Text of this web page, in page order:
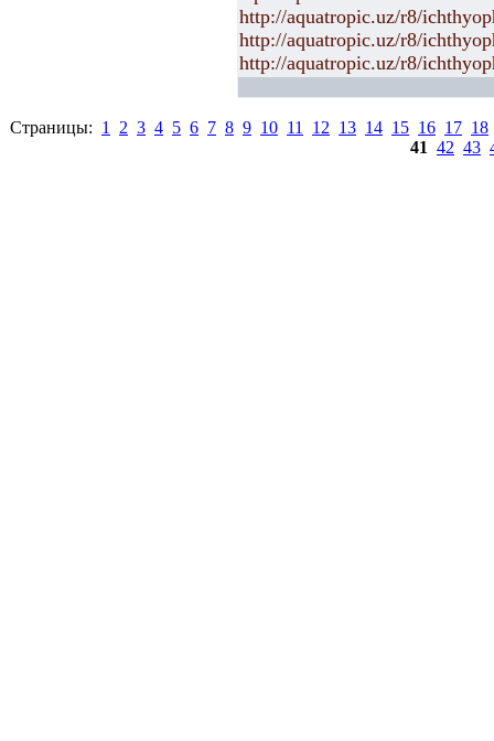
http://aquatropic.uz/r8/
http://aquatropic.uz/r8/
http://aquatropic.uz/r8/
Страницы: 1 2 3 4 5 6 7 8 9 10 11 12 13 14 15 16 17 18
41 42 43